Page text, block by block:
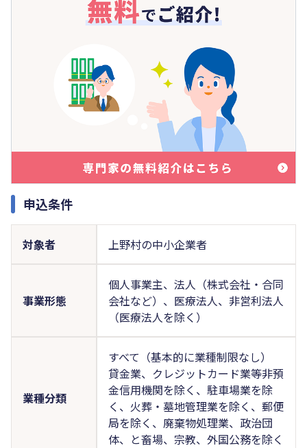
申込条件
対象者 上野村の中小企業者
事業形態
個人事業主、法人（株式会社・合同
会社など）、医療法人、非営利法人
（医療法人を除く）
業種分類
すべて（基本的に業種制限なし）
貸金業、クレジットカード業等非預
金信用機関を除く、駐車場業を除
く、火葬・墓地管理業を除く、郵便
局を除く、廃棄物処理業、政治団
体、と畜場、宗教、外国公務を除く